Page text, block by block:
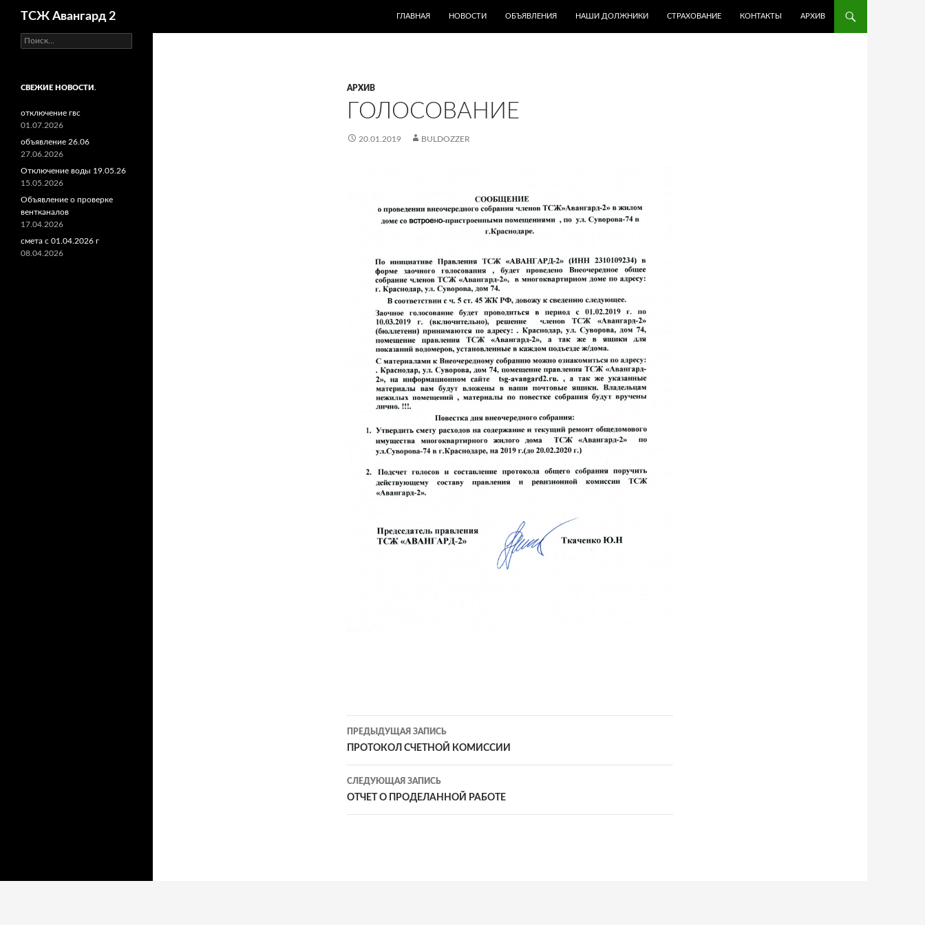
ТСЖ Авангард 2
ГЛАВНАЯ
НОВОСТИ ОБЪЯВЛЕНИЯ НАШИ ДОЛЖНИКИ СТРАХОВАНИЕ КОНТАКТЫ АРХИВ
АРХИВ
ГОЛОСОВАНИЕ
20.01.2019 BULDOZZER
Навигация
по
записям
ПРЕДЫДУЩАЯ ЗАПИСЬ
ПРОТОКОЛ СЧЕТНОЙ КОМИССИИ
СЛЕДУЮЩАЯ ЗАПИСЬ
ОТЧЕТ О ПРОДЕЛАННОЙ РАБОТЕ
Найти:
СВЕЖИЕ НОВОСТИ.
отключение гвс
01.07.2026
объявление 26.06
27.06.2026
Отключение воды 19.05.26
15.05.2026
Объявление о проверке
вентканалов
17.04.2026
смета с 01.04.2026 г
08.04.2026